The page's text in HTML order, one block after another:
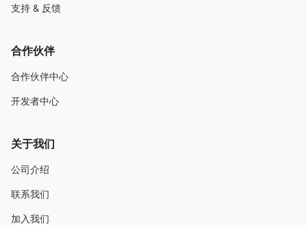
支持 & 反馈
合作伙伴
合作伙伴中心
开发者中心
关于我们
公司介绍
联系我们
加入我们